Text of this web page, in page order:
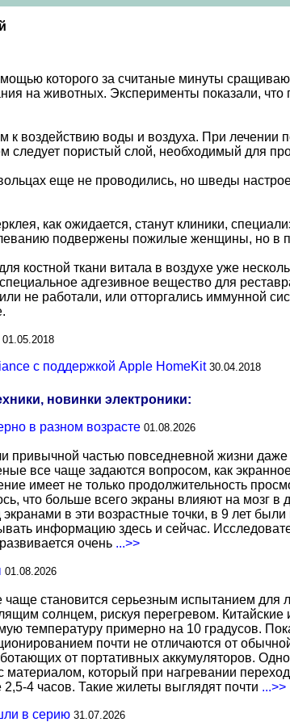
которого за считаные минуты
на животных. Эксперименты показали,
к воздействию воды и воздуха. При лечении
следует пористый слой, необходимый для
еще не проводились, но шведы
как ожидается, станут клиники,
подвержены пожилые женщины, но в
костной ткани витала в воздухе уже
адгезивное вещество для
не работали, или отторгались иммунной
01.05.2018
с поддержкой Apple HomeKit 30.04.2018
новинки электроники:
в разном возрасте 01.08.2026
частью повседневной жизни
все чаще задаются вопросом, как
имеет не только продолжительность
что больше всего экраны влияют на мозг
в эти возрастные точки, в 9 лет
информацию здесь и сейчас.
очень ...>>
01.08.2026
становится серьезным испытанием
солнцем, рискуя перегревом.
температуру примерно на 10 градусов.
почти не отличаются от
от портативных аккумуляторов.
который при нагревании
4 часов. Такие жилеты выглядят почти ...>>
в серию 31.07.2026